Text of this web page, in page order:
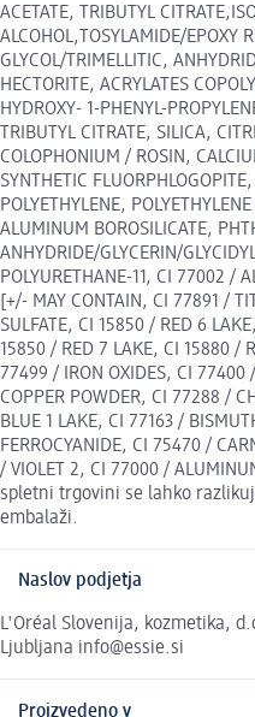
ACETATE, TRIBUTYL
ALCOHOL,TOSYLAMIDE/EPOXY
GLYCOL/TRIMELLITIC,
HECTORITE, ACRYLATES
HYDROXY- 1-PHENYL-
TRIBUTYL CITRATE, SILICA,
COLOPHONIUM / ROSIN,
SYNTHETIC
POLYETHYLENE,
ALUMINUM BOROSILICATE,
ANHYDRIDE/GLYCERIN/
POLYURETHANE-11, CI 77002 /
[+/- MAY CONTAIN, CI 77891 /
SULFATE, CI 15850 / RED 6
15850 / RED 7 LAKE, CI 15880 /
77499 / IRON OXIDES, CI 77400
COPPER POWDER, CI 77288 /
BLUE 1 LAKE, CI 77163 /
FERROCYANIDE, CI 75470 /
/ VIOLET 2, CI 77000 /
spletni trgovini se lahko
embalaži.
Naslov podjetja
L'Oréal Slovenija, kozmetika,
Ljubljana info@essie.si
Proizvedeno v